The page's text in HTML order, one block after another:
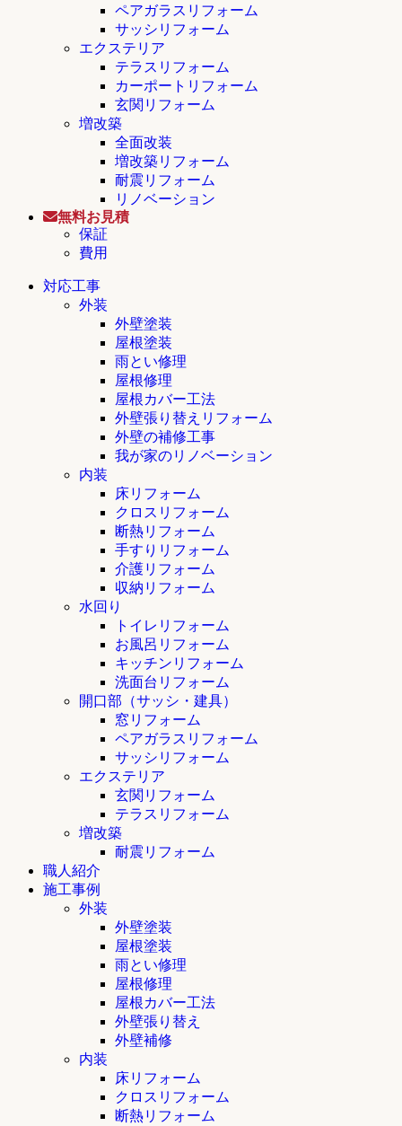
ペアガラスリフォーム
サッシリフォーム
エクステリア
テラスリフォーム
カーポートリフォーム
玄関リフォーム
増改築
全面改装
増改築リフォーム
耐震リフォーム
リノベーション
無料お見積
保証
費用
対応工事
外装
外壁塗装
屋根塗装
雨とい修理
屋根修理
屋根カバー工法
外壁張り替えリフォーム
外壁の補修工事
我が家のリノベーション
内装
床リフォーム
クロスリフォーム
断熱リフォーム
手すりリフォーム
介護リフォーム
収納リフォーム
水回り
トイレリフォーム
お風呂リフォーム
キッチンリフォーム
洗面台リフォーム
開口部（サッシ・建具）
窓リフォーム
ペアガラスリフォーム
サッシリフォーム
エクステリア
玄関リフォーム
テラスリフォーム
増改築
耐震リフォーム
職人紹介
施工事例
外装
外壁塗装
屋根塗装
雨とい修理
屋根修理
屋根カバー工法
外壁張り替え
外壁補修
内装
床リフォーム
クロスリフォーム
断熱リフォーム